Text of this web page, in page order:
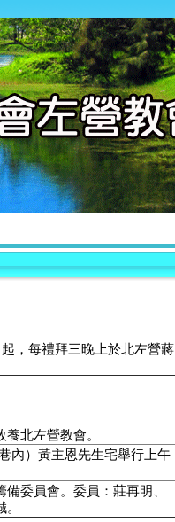
，每禮拜三晚上於北左營蔣
北左營教會。
內）黃主恩先生宅舉行上午
委員會。委員：莊再明、